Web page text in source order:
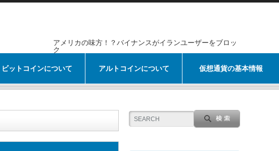
アメリカの味方！？バイナンスがイランユーザーをブロッ
ク
ビットコインについて アルトコインについて 仮想通貨の基本情報